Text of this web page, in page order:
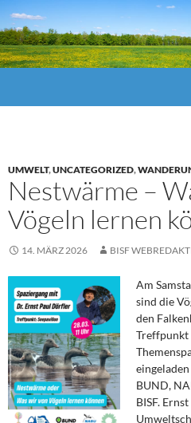
UMWELT,UNCATEGORIZED,
Nestwärme –
Vögeln lernen
14. MÄRZ 2026 BISF
Am
sind die
den
Treffpunkt
BUND,
BISF.